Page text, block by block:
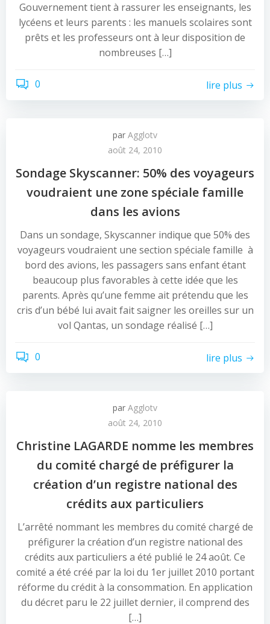
Gouvernement tient à rassurer les enseignants, les
lycéens et leurs parents : les manuels scolaires sont
prêts et les professeurs ont à leur disposition de
nombreuses […]
0 lire plus
par Agglotv
août 24, 2010
Sondage Skyscanner: 50% des voyageurs
voudraient une zone spéciale famille
dans les avions
Dans un sondage, Skyscanner indique que 50% des
voyageurs voudraient une section spéciale famille à
bord des avions, les passagers sans enfant étant
beaucoup plus favorables à cette idée que les
parents. Après qu’une femme ait prétendu que les
cris d’un bébé lui avait fait saigner les oreilles sur un
vol Qantas, un sondage réalisé […]
0 lire plus
par Agglotv
août 24, 2010
Christine LAGARDE nomme les membres
du comité chargé de préfigurer la
création d’un registre national des
crédits aux particuliers
L’arrêté nommant les membres du comité chargé de
préfigurer la création d’un registre national des
crédits aux particuliers a été publié le 24 août. Ce
comité a été créé par la loi du 1er juillet 2010 portant
réforme du crédit à la consommation. En application
du décret paru le 22 juillet dernier, il comprend des
[…]